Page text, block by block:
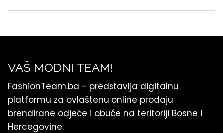
VAŠ MODNI TEAM!
FashionTeam.ba - predstavlja digitalnu
platformu za ovlaštenu online prodaju
brendirane odjeće i obuće na teritoriji Bosne i
Hercegovine.